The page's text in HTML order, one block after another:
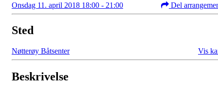
Onsdag 11. april 2018 18:00 - 21:00 Del
Sted
Nøtterøy Båtsenter Vis
Beskrivelse